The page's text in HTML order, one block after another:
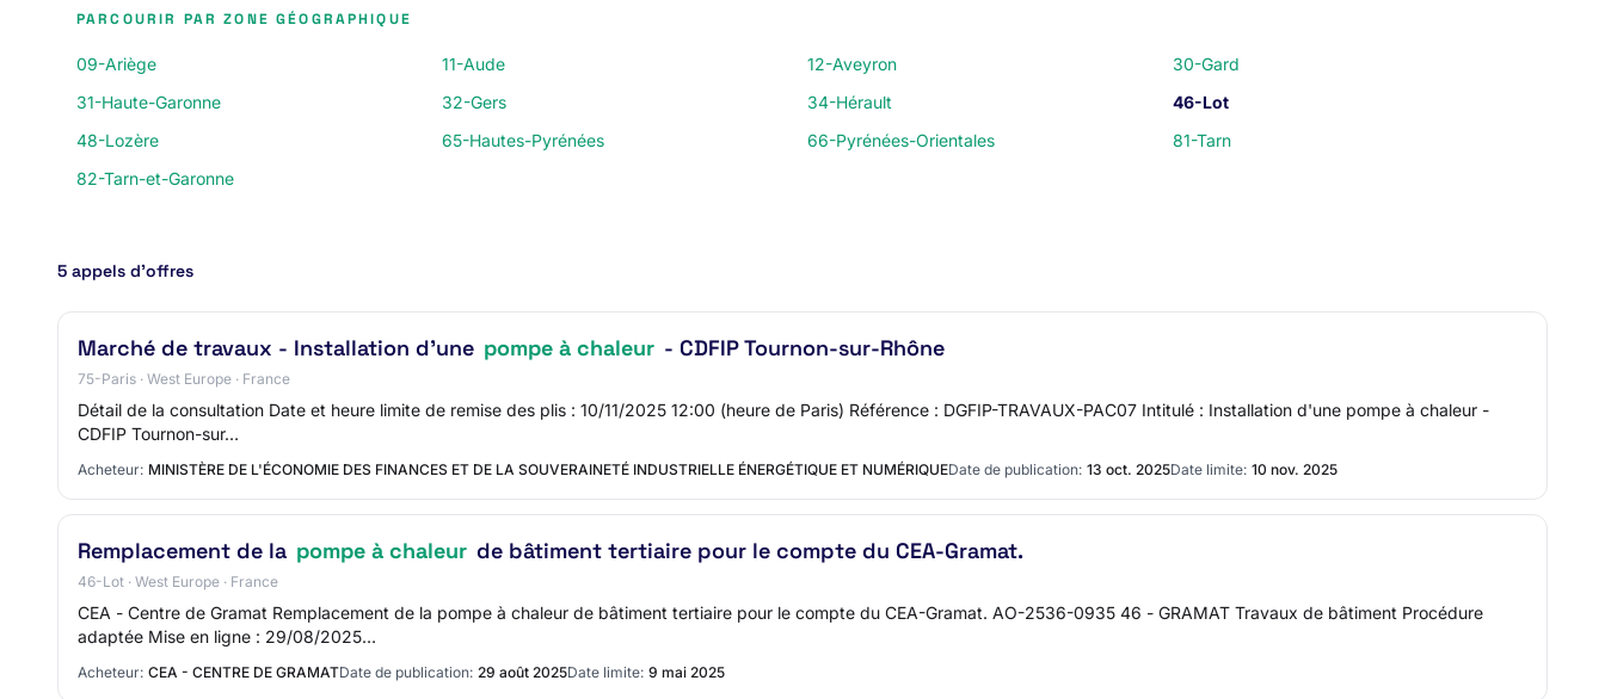
PARCOURIR PAR ZONE GÉOGRAPHIQUE
09-Ariège 11-Aude 12-Aveyron
30-Gard
31-Haute-Garonne
32-Gers 34-Hérault
46-Lot
48-Lozère
65-Hautes-Pyrénées 66-Pyrénées-Orientales
81-Tarn
82-Tarn-et-Garonne
5 appels d’offres
Marché de travaux - Installation d'une pompe à chaleur - CDFIP Tournon-sur-Rhône
75-Paris · West Europe · France
Détail de la consultation Date et heure limite de remise des plis : 10/11/2025 12:00 (heure de Paris) Référence : DGFIP-TRAVAUX-PAC07 Intitulé : Installation d'une pompe à chaleur -
CDFIP Tournon-sur…
Acheteur: MINISTÈRE DE L'ÉCONOMIE DES FINANCES ET DE LA SOUVERAINETÉ INDUSTRIELLE ÉNERGÉTIQUE ET NUMÉRIQUEDate de publication: 13 oct. 2025Date limite: 10 nov. 2025
Remplacement de la pompe à chaleur de bâtiment tertiaire pour le compte du CEA-Gramat.
46-Lot · West Europe · France
CEA - Centre de Gramat Remplacement de la pompe à chaleur de bâtiment tertiaire pour le compte du CEA-Gramat. AO-2536-0935 46 - GRAMAT Travaux de bâtiment Procédure
adaptée Mise en ligne : 29/08/2025…
Acheteur: CEA - CENTRE DE GRAMATDate de publication: 29 août 2025Date limite: 9 mai 2025